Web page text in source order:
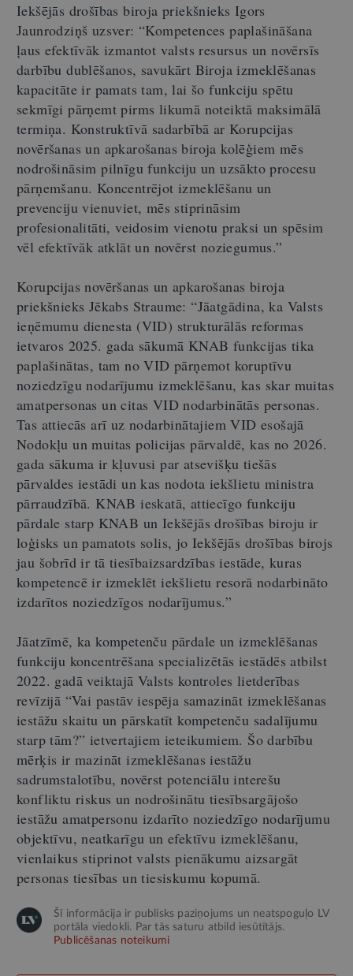
Iekšējās drošības biroja priekšnieks Igors
Jaunrodziņš uzsver: “Kompetences paplašināšana
ļaus efektīvāk izmantot valsts resursus un novērsīs
darbību dublēšanos, savukārt Biroja izmeklēšanas
kapacitāte ir pamats tam, lai šo funkciju spētu
sekmīgi pārņemt pirms likumā noteiktā maksimālā
termiņa. Konstruktīvā sadarbībā ar Korupcijas
novēršanas un apkarošanas biroja kolēģiem mēs
nodrošināsim pilnīgu funkciju un uzsākto procesu
pārņemšanu. Koncentrējot izmeklēšanu un
prevenciju vienuviet, mēs stiprināsim
profesionalitāti, veidosim vienotu praksi un spēsim
vēl efektīvāk atklāt un novērst noziegumus.”
Korupcijas novēršanas un apkarošanas biroja
priekšnieks Jēkabs Straume: “Jāatgādina, ka Valsts
ieņēmumu dienesta (VID) strukturālās reformas
ietvaros 2025. gada sākumā KNAB funkcijas tika
paplašinātas, tam no VID pārņemot koruptīvu
noziedzīgu nodarījumu izmeklēšanu, kas skar muitas
amatpersonas un citas VID nodarbinātās personas.
Tas attiecās arī uz nodarbinātajiem VID esošajā
Nodokļu un muitas policijas pārvaldē, kas no 2026.
gada sākuma ir kļuvusi par atsevišķu tiešās
pārvaldes iestādi un kas nodota iekšlietu ministra
pārraudzībā. KNAB ieskatā, attiecīgo funkciju
pārdale starp KNAB un Iekšējās drošības biroju ir
loģisks un pamatots solis, jo Iekšējās drošības birojs
jau šobrīd ir tā tiesībaizsardzības iestāde, kuras
kompetencē ir izmeklēt iekšlietu resorā nodarbināto
izdarītos noziedzīgos nodarījumus.”
Jāatzīmē, ka kompetenču pārdale un izmeklēšanas
funkciju koncentrēšana specializētās iestādēs atbilst
2022. gadā veiktajā Valsts kontroles lietderības
revīzijā “Vai pastāv iespēja samazināt izmeklēšanas
iestāžu skaitu un pārskatīt kompetenču sadalījumu
starp tām?” ietvertajiem ieteikumiem. Šo darbību
mērķis ir mazināt izmeklēšanas iestāžu
sadrumstalotību, novērst potenciālu interešu
konfliktu riskus un nodrošinātu tiesībsargājošo
iestāžu amatpersonu izdarīto noziedzīgo nodarījumu
objektīvu, neatkarīgu un efektīvu izmeklēšanu,
vienlaikus stiprinot valsts pienākumu aizsargāt
personas tiesības un tiesiskumu kopumā.
Šī informācija ir publisks paziņojums un neatspoguļo LV
portāla viedokli. Par tās saturu atbild iesūtītājs.
Publicēšanas noteikumi